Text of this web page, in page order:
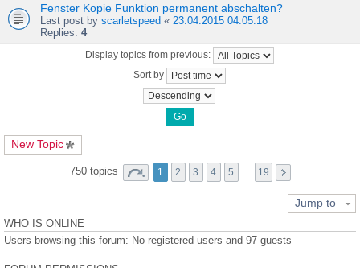
Fenster Kopie Funktion permanent abschalten?
Last post by scarletspeed « 23.04.2015 04:05:18
Replies: 4
Display topics from previous:
Sort by
New Topic
750 topics 1 2 3 4 5 … 19
Jump to
WHO IS ONLINE
Users browsing this forum: No registered users and 97 guests